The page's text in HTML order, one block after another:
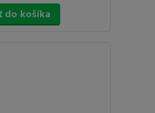
do košíka